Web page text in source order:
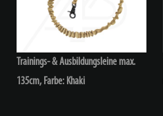
Trainings- & Ausbildungsleine max.
135cm, Farbe: Khaki